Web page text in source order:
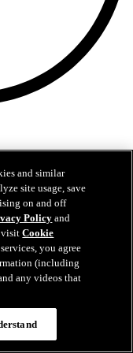
and similar
site usage, save
on and off
Policyand
visitCookie
you agree
(including
any videos that